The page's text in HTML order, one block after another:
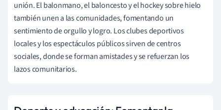
unión. El balonmano, el baloncesto y el hockey sobre hielo
también unen a las comunidades, fomentando un
sentimiento de orgullo y logro. Los clubes deportivos
locales y los espectáculos públicos sirven de centros
sociales, donde se forman amistades y se refuerzan los
lazos comunitarios.